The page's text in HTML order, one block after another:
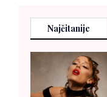
Najčitanije